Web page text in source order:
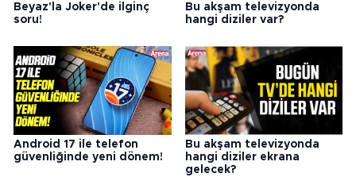
Beyaz'la Joker'de ilginç
soru!
Bu akşam televizyonda
hangi diziler var?
Android 17 ile telefon
güvenliğinde yeni dönem!
Bu akşam televizyonda
hangi diziler ekrana
gelecek?